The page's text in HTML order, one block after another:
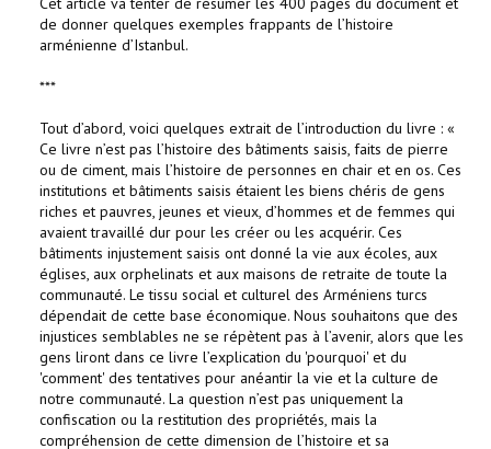
de donner quelques exemples frappants de l’histoire
arménienne d’Istanbul.
***
Tout d’abord, voici quelques extrait de l’introduction du livre : «
Ce livre n’est pas l’histoire des bâtiments saisis, faits de pierre
ou de ciment, mais l’histoire de personnes en chair et en os. Ces
institutions et bâtiments saisis étaient les biens chéris de gens
riches et pauvres, jeunes et vieux, d’hommes et de femmes qui
avaient travaillé dur pour les créer ou les acquérir. Ces
bâtiments injustement saisis ont donné la vie aux écoles, aux
églises, aux orphelinats et aux maisons de retraite de toute la
communauté. Le tissu social et culturel des Arméniens turcs
dépendait de cette base économique. Nous souhaitons que des
injustices semblables ne se répètent pas à l’avenir, alors que les
gens liront dans ce livre l’explication du 'pourquoi' et du
'comment' des tentatives pour anéantir la vie et la culture de
notre communauté. La question n’est pas uniquement la
confiscation ou la restitution des propriétés, mais la
compréhension de cette dimension de l’histoire et sa